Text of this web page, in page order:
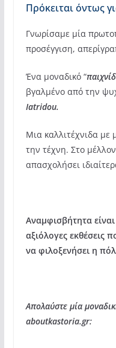
Πρόκειται όντως
Γνωρίσαμε μία
προσέγγιση,
Ένα μοναδικό “
βγαλμένο από την
Iatridou.
Μια καλλιτέχνιδα με
την τέχνη. Στο
απασχολήσει
Αναμφισβήτητα είναι
αξιόλογες εκθέσεις
να φιλοξενήσει η
Απολαύστε μία
aboutkastoria.gr: